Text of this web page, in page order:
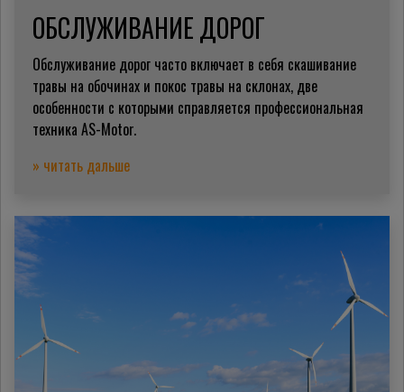
ОБСЛУЖИВАНИЕ ДОРОГ
Обслуживание дорог часто включает в себя скашивание
травы на обочинах и покос травы на склонах, две
особенности с которыми справляется профессиональная
техника AS-Motor.
» читать дальше